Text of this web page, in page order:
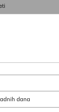
dana